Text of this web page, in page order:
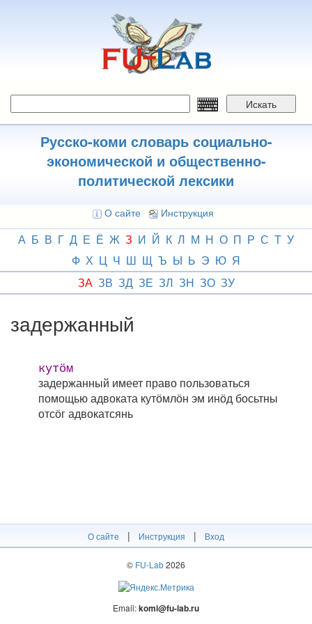
Искать
Русско-коми словарь социально-
экономической и общественно-
политической лексики
О сайте Инструкция
А Б В Г Д Е Ё Ж З И Й К Л М Н О П Р С Т У
Ф Х Ц Ч Ш Щ Ъ Ы Ь Э Ю Я
ЗА ЗВ ЗД ЗЕ ЗЛ ЗН ЗО ЗУ
задержанный
кутӧм
задержанный имеет право пользоваться
помощью адвоката кутӧмлӧн эм инӧд босьтны
отсӧг адвокатсянь
О сайте | Инструкция | Вход
© FU-Lab2026
Email:komi@fu-lab.ru